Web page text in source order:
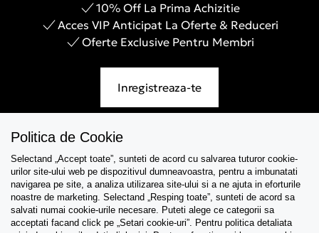
10% Off La Prima Achizitie
Acces VIP Anticipat La Oferte & Reduceri
Oferte Exclusive Pentru Membri
Inregistreaza-te
Asistenta
Colectii
Tips & Guides
Politica de Cookie
Selectand „Accept toate”, sunteti de acord cu salvarea tuturor cookie-
urilor site-ului web pe dispozitivul dumneavoastra, pentru a imbunatati
navigarea pe site, a analiza utilizarea site-ului si a ne ajuta in eforturile
noastre de marketing. Selectand „Resping toate”, sunteti de acord sa
salvati numai cookie-urile necesare. Puteti alege ce categorii sa
acceptati facand click pe „Setari cookie-uri”. Pentru politica detaliata